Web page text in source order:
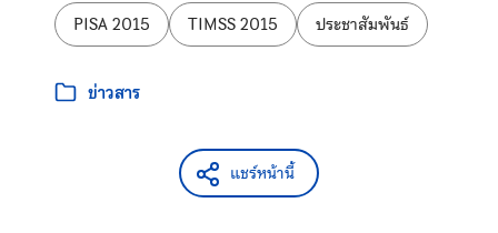
ป้ายกำกับ:
PISA 2015 TIMSS 2015 ประชาสัมพันธ์
หมวดหมู่:
ข่าวสาร
แชร์หน้านี้